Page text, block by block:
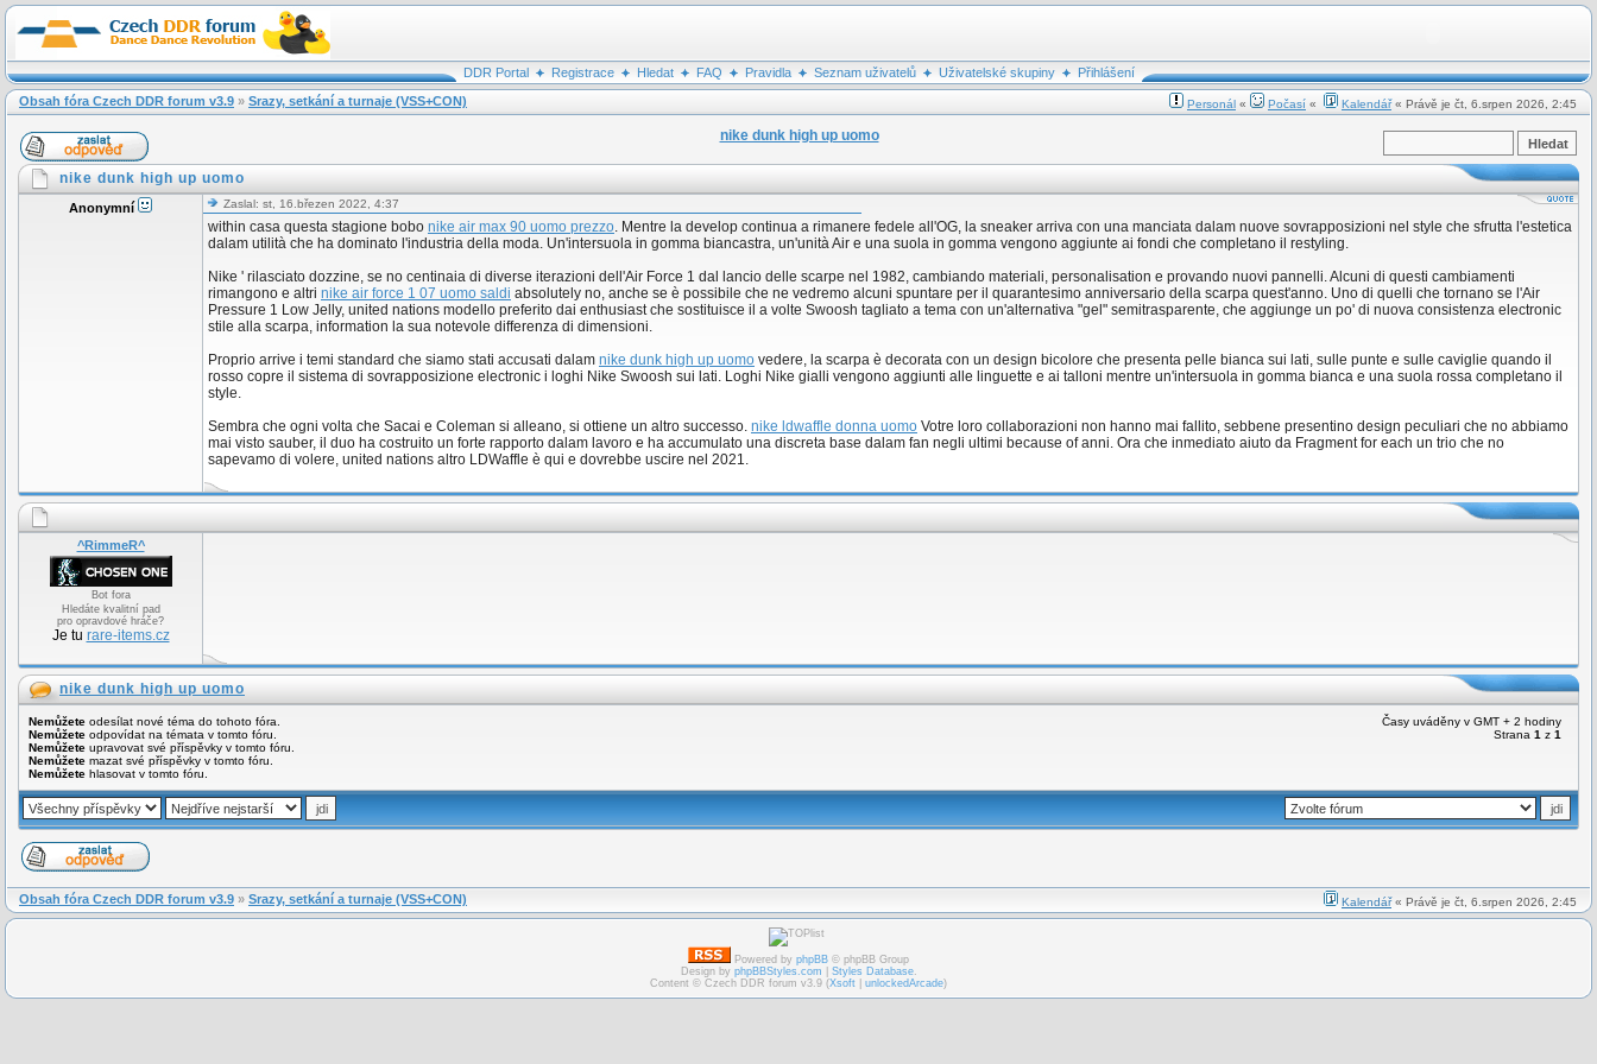
DDR Portal Registrace Hledat FAQ Pravidla Seznam uživatelů Uživatelské skupiny
Přihlášení
Obsah fóra Czech DDR forum v3.9 » Srazy, setkání a turnaje (VSS+CON) Personál « Počasí « Kalendář« Právě je čt, 6.srpen 2026, 2:45
nike dunk high up uomo
nike dunk high up uomo
Anonymní Zaslal: st, 16.březen 2022, 4:37
within casa questa stagione bobo nike air max 90 uomo prezzo. Mentre la develop continua a rimanere fedele all'OG, la sneaker arriva con una manciata dalam nuove sovrapposizioni nel style che sfrutta l'estetica
dalam utilità che ha dominato l'industria della moda. Un'intersuola in gomma biancastra, un'unità Air e una suola in gomma vengono aggiunte ai fondi che completano il restyling.
Nike ' rilasciato dozzine, se no centinaia di diverse iterazioni dell'Air Force 1 dal lancio delle scarpe nel 1982, cambiando materiali, personalisation e provando nuovi pannelli. Alcuni di questi cambiamenti
rimangono e altri nike air force 1 07 uomo saldi absolutely no, anche se è possibile che ne vedremo alcuni spuntare per il quarantesimo anniversario della scarpa quest'anno. Uno di quelli che tornano se l'Air
Pressure 1 Low Jelly, united nations modello preferito dai enthusiast che sostituisce il a volte Swoosh tagliato a tema con un'alternativa "gel" semitrasparente, che aggiunge un po' di nuova consistenza electronic
stile alla scarpa, information la sua notevole differenza di dimensioni.
Proprio arrive i temi standard che siamo stati accusati dalam nike dunk high up uomo vedere, la scarpa è decorata con un design bicolore che presenta pelle bianca sui lati, sulle punte e sulle caviglie quando il
rosso copre il sistema di sovrapposizione electronic i loghi Nike Swoosh sui lati. Loghi Nike gialli vengono aggiunti alle linguette e ai talloni mentre un'intersuola in gomma bianca e una suola rossa completano il
style.
Sembra che ogni volta che Sacai e Coleman si alleano, si ottiene un altro successo. nike ldwaffle donna uomo Votre loro collaborazioni non hanno mai fallito, sebbene presentino design peculiari che no abbiamo
mai visto sauber, il duo ha costruito un forte rapporto dalam lavoro e ha accumulato una discreta base dalam fan negli ultimi because of anni. Ora che inmediato aiuto da Fragment for each un trio che no
sapevamo di volere, united nations altro LDWaffle è qui e dovrebbe uscire nel 2021.
^RimmeR^
Bot fora
Hledáte kvalitní pad
pro opravdové hráče?
Je tu rare-items.cz
nike dunk high up uomo
Nemůžete odesílat nové téma do tohoto fóra.
Nemůžete odpovídat na témata v tomto fóru.
Nemůžete upravovat své příspěvky v tomto fóru.
Nemůžete mazat své příspěvky v tomto fóru.
Nemůžete hlasovat v tomto fóru.
Časy uváděny v GMT + 2 hodiny
Strana 1 z 1
Obsah fóra Czech DDR forum v3.9 » Srazy, setkání a turnaje (VSS+CON) Kalendář« Právě je čt, 6.srpen 2026, 2:45
Powered by phpBB © phpBB Group
Design by phpBBStyles.com Styles Database.
Content © Czech DDR forum v3.9 (Xsoft unlockedArcade)